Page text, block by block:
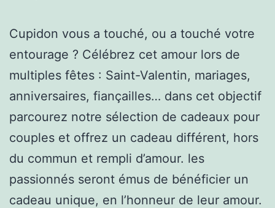
Cupidon vous a touché, ou a touché votre
entourage ? Célébrez cet amour lors de
multiples fêtes : Saint-Valentin, mariages,
anniversaires, fiançailles… dans cet objectif
parcourez notre sélection de cadeaux pour
couples et offrez un cadeau différent, hors
du commun et rempli d’amour. les
passionnés seront émus de bénéficier un
cadeau unique, en l’honneur de leur amour.